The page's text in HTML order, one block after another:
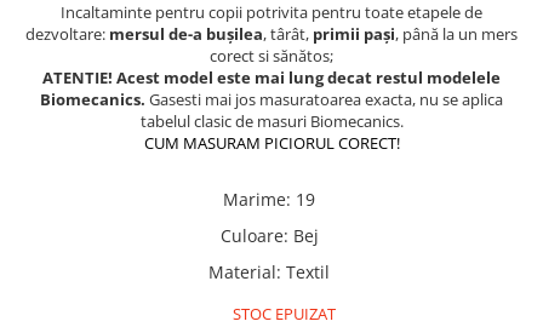
Incaltaminte pentru copii potrivita pentru toate etapele de
dezvoltare: mersul de-a buşilea, târât, primii paşi, până la un mers
corect si sănătos;
ATENTIE! Acest model este mai lung decat restul modelele
Biomecanics. Gasesti mai jos masuratoarea exacta, nu se aplica
tabelul clasic de masuri Biomecanics.
CUM MASURAM PICIORUL CORECT!
Marime: 19
Culoare: Bej
Material: Textil
STOC EPUIZAT